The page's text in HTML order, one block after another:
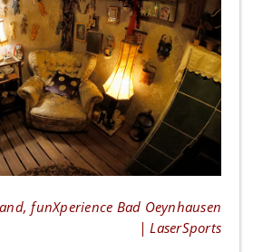
funXperience Bad Oeynhausen
| LaserSports